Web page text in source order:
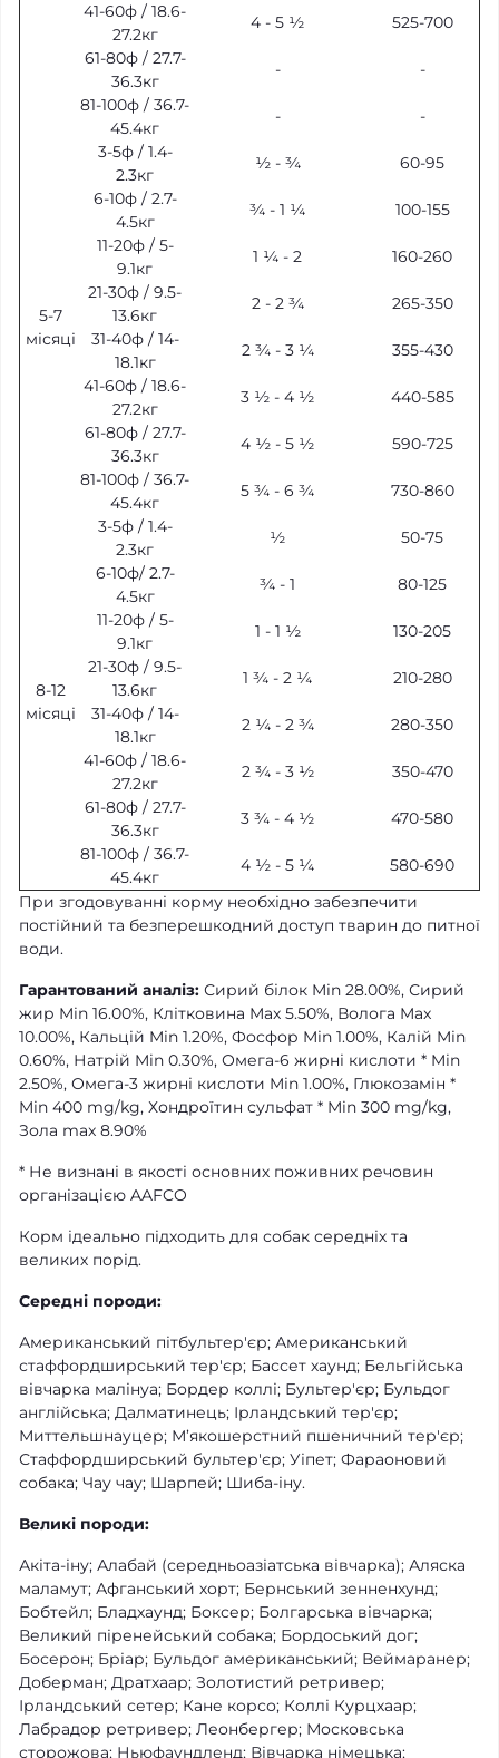
41-60ф / 18.6-
27.2кг
4 - 5 ½
525-700
61-80ф / 27.7-
36.3кг
-
-
81-100ф / 36.7-
45.4кг
- -
5-7
місяці
3-5ф / 1.4-
2.3кг
½ - ¾
60-95
6-10ф / 2.7-
4.5кг
¾ - 1 ¼
100-155
11-20ф / 5-
9.1кг
1 ¼ - 2
160-260
21-30ф / 9.5-
13.6кг
2 - 2 ¾
265-350
31-40ф / 14-
18.1кг
2 ¾ - 3 ¼
355-430
41-60ф / 18.6-
27.2кг
3 ½ - 4 ½
440-585
61-80ф / 27.7-
36.3кг
4 ½ - 5 ½
590-725
81-100ф / 36.7-
45.4кг
5 ¾ - 6 ¾ 730-860
8-12
місяці
3-5ф / 1.4-
2.3кг
½
50-75
6-10ф/ 2.7-
4.5кг
¾ - 1
80-125
11-20ф / 5-
9.1кг
1 - 1 ½
130-205
21-30ф / 9.5-
13.6кг
1 ¾ - 2 ¼
210-280
31-40ф / 14-
18.1кг
2 ¼ - 2 ¾
280-350
41-60ф / 18.6-
27.2кг
2 ¾ - 3 ½
350-470
61-80ф / 27.7-
36.3кг
3 ¾ - 4 ½
470-580
81-100ф / 36.7-
45.4кг
4 ½ - 5 ¼
580-690
При згодовуванні корму необхідно забезпечити
постійний та безперешкодний доступ тварин до питної
води.
Гарантований аналіз: Сирий білок Min 28.00%, Сирий
жир Min 16.00%, Клітковина Max 5.50%, Волога Max
10.00%, Кальцій Min 1.20%, Фосфор Min 1.00%, Калій Min
0.60%, Натрій Min 0.30%, Омега-6 жирні кислоти * Min
2.50%, Омега-3 жирні кислоти Min 1.00%, Глюкозамін *
Min 400 mg/kg, Хондроїтин сульфат * Min 300 mg/kg,
Зола max 8.90%
* Не визнані в якості основних поживних речовин
організацією AAFCO
Корм ідеально підходить для собак середніх та
великих порід.
Середні породи:
Американський пітбультер'єр; Американський
стаффордширський тер'єр; Бассет хаунд; Бельгійська
вівчарка малінуа; Бордер коллі; Бультер'єр; Бульдог
англійська; Далматинець; Ірландський тер'єр;
Миттельшнауцер; М’якошерстний пшеничний тер'єр;
Стаффордширський бультер'єр; Уіпет; Фараоновий
собака; Чау чау; Шарпей; Шиба-іну.
Великі породи:
Акіта-іну; Алабай (середньоазіатська вівчарка); Аляска
маламут; Афганський хорт; Бернський зенненхунд;
Бобтейл; Бладхаунд; Боксер; Болгарська вівчарка;
Великий піренейський собака; Бордоський дог;
Босерон; Бріар; Бульдог американський; Веймаранер;
Доберман; Дратхаар; Золотистий ретривер;
Ірландський сетер; Кане корсо; Коллі Курцхаар;
Лабрадор ретривер; Леонбергер; Московська
сторожова; Ньюфаундленд; Вівчарка німецька;